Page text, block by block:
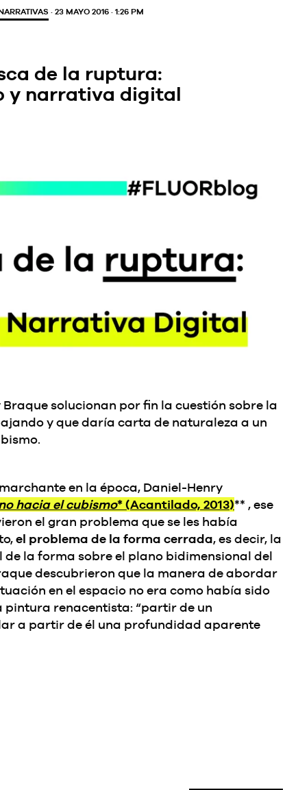
· 23 MAYO 2016 · 1:26 PM
de la ruptura:
y narrativa digital
Braque solucionan por fin la cuestión sobre la
y que daría carta de naturaleza a un
en la época, Daniel-Henry
hacia el cubismo* (Acantilado, 2013)** , ese
el gran problema que se les había
el problema de la forma cerrada, es decir, la
la forma sobre el plano bidimensional del
descubrieron que la manera de abordar
en el espacio no era como había sido
pintura renacentista: “partir de un
a partir de él una profundidad aparente